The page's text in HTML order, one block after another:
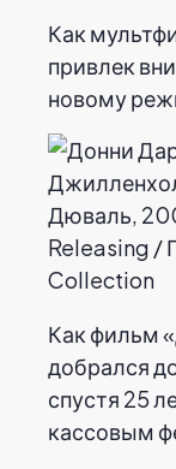
Как
привлек
новому
Как фильм
добрался
спустя 25
кассовым